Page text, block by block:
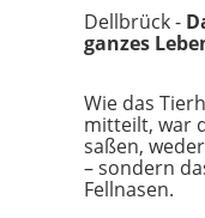
Dellbrück -
ganzes
Wie das
mitteilt, war
saßen,
– sondern
Fellnasen.